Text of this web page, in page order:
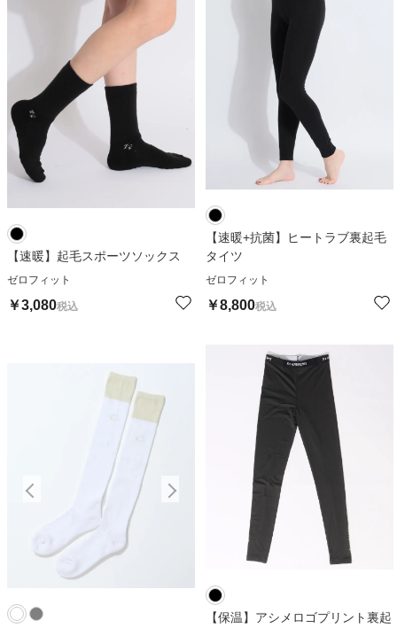
【速暖】起毛スポーツソックス
ゼロフィット
￥3,080税込
【速暖+抗菌】ヒートラブ裏起毛
タイツ
ゼロフィット
￥8,800税込
【保温】アシメロゴプリント裏起